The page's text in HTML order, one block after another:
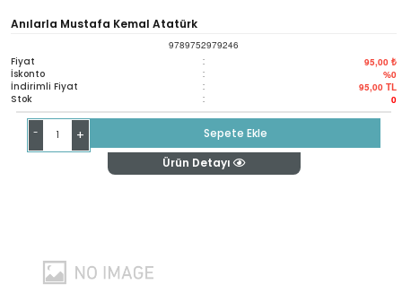
Anılarla Mustafa Kemal Atatürk
9789752979246
Fiyat : 95,00 ₺
İskonto : %0
İndirimli Fiyat : 95,00 TL
Stok : 0
- +
Sepete Ekle
Ürün Detayı